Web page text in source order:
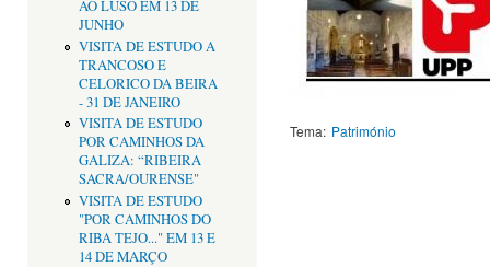
AO LUSO EM 13 DE
JUNHO
VISITA DE ESTUDO A
TRANCOSO E
CELORICO DA BEIRA
- 31 DE JANEIRO
VISITA DE ESTUDO
POR CAMINHOS DA
GALIZA: “RIBEIRA
SACRA/OURENSE"
VISITA DE ESTUDO
"POR CAMINHOS DO
RIBA TEJO..." EM 13 E
14 DE MARÇO
Tema: Património